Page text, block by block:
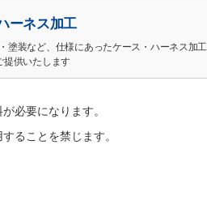
ーネス加工
塗装など、仕様にあったケース・ハーネス加工
提供いたします
必要になります。
ることを禁じます。